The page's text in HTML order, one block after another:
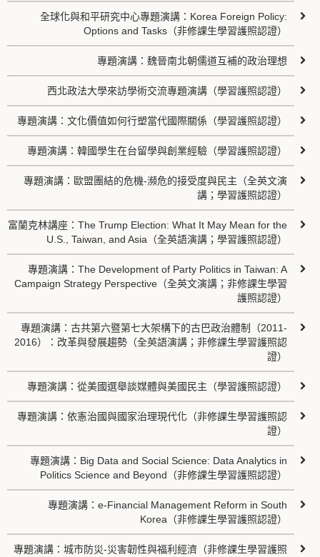
全球化與和平研究中心專題演講：Korea Foreign Policy:
Options and Tasks（非修課生學習護照認證）
專題演講：魏晉南北朝儒道互補的政治理想
西北政法大學來訪學術交流專題演講（學習護照認證）
專題演講：文化價值如何行塑當代國際關係（學習護照認證）
專題演講：韓國學生在台留學與創業經驗（學習護照認證）
專題演講：歐盟團結的危機-瀕危的接受度與民主（全英文演
講；學習護照認證）
富蘭克林講座：The Trump Election: What It May Mean for the
U.S., Taiwan, and Asia（全英語演講；學習護照認證）
專題演講：The Development of Party Politics in Taiwan: A
Campaign Strategy Perspective（全英文演講；非修課生學習
護照認證）
專題演講：古共第六暨第七大架構下的古巴政治體制（2011-
2016）：改革與發展趨勢（全英語演講；非修課生學習護照認
證）
專題演講：從美國選舉談媒體與美國民主（學習護照認證）
專題演講：依憲治國與國家治理現代化（非修課生學習護照認
證）
專題演講：Big Data and Social Science: Data Analytics in
Politics Science and Beyond（非修課生學習護照認證）
專題演講：e-Financial Management Reform in South
Korea（非修課生學習護照認證）
專題演講：城市防災-災害韌性與福利經濟（非修課生學習護照